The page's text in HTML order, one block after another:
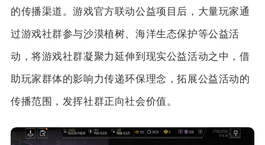
的传播渠道。游戏官方联动公益项目后，大量玩家通
过游戏社群参与沙漠植树、海洋生态保护等公益活
动，将游戏社群凝聚力延伸到现实公益活动之中，借
助玩家群体的影响力传递环保理念，拓展公益活动的
传播范围，发挥社群正向社会价值。